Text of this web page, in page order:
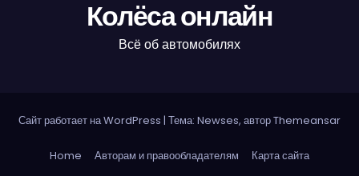
Колёса онлайн
Всё об автомобилях
Сайт работает на WordPress | Тема: Newses, авторThemeansar
Home Авторам и правообладателям
Карта сайта